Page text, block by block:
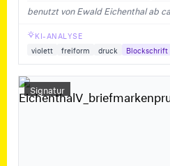
benutzt von Ewald Eichenthal ab
KI-ANALYSE
violett
freiform druck Blockschrift
Signatur